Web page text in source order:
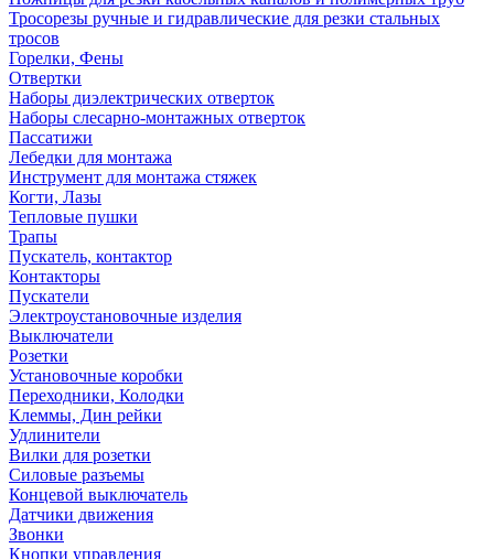
Тросорезы ручные и гидравлические для резки стальных
тросов
Горелки, Фены
Отвертки
Наборы диэлектрических отверток
Наборы слесарно-монтажных отверток
Пассатижи
Лебедки для монтажа
Инструмент для монтажа стяжек
Когти, Лазы
Тепловые пушки
Трапы
Пускатель, контактор
Контакторы
Пускатели
Электроустановочные изделия
Выключатели
Розетки
Установочные коробки
Переходники, Колодки
Клеммы, Дин рейки
Удлинители
Вилки для розетки
Силовые разъемы
Концевой выключатель
Датчики движения
Звонки
Кнопки управления